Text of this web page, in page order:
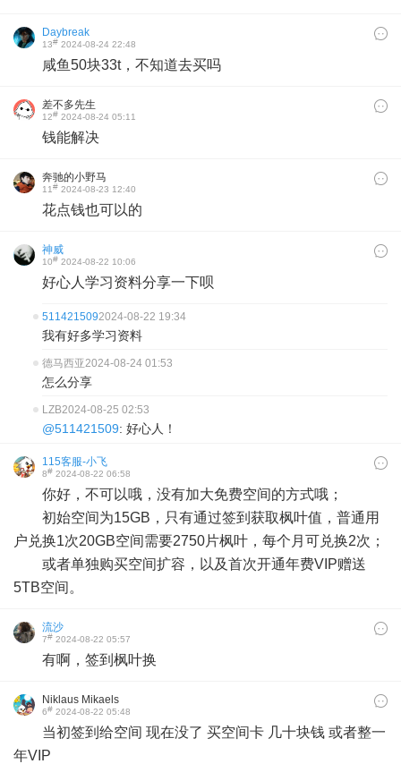
Daybreak
13# 2024-08-24 22:48
咸鱼50块33t，不知道去买吗
差不多先生
12# 2024-08-24 05:11
钱能解决
奔驰的小野马
11# 2024-08-23 12:40
花点钱也可以的
神威
10# 2024-08-22 10:06
好心人学习资料分享一下呗
5114215092024-08-22 19:34
我有好多学习资料
德马西亚2024-08-24 01:53
怎么分享
LZB2024-08-25 02:53
@511421509: 好心人！
115客服-小飞
8# 2024-08-22 06:58
你好，不可以哦，没有加大免费空间的方式哦；
初始空间为15GB，只有通过签到获取枫叶值，普通用
户兑换1次20GB空间需要2750片枫叶，每个月可兑换2次；
或者单独购买空间扩容，以及首次开通年费VIP赠送
5TB空间。
流沙
7# 2024-08-22 05:57
有啊，签到枫叶换
Niklaus Mikaels
6# 2024-08-22 05:48
当初签到给空间 现在没了 买空间卡 几十块钱 或者整一
年VIP